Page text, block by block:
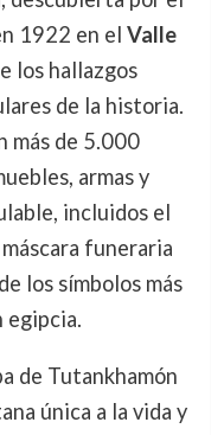
1922 en el Valle
los hallazgos
de la historia.
más de 5.000
armas y
incluidos el
funeraria
los símbolos más
egipcia.
de Tutankhamón
única a la vida y